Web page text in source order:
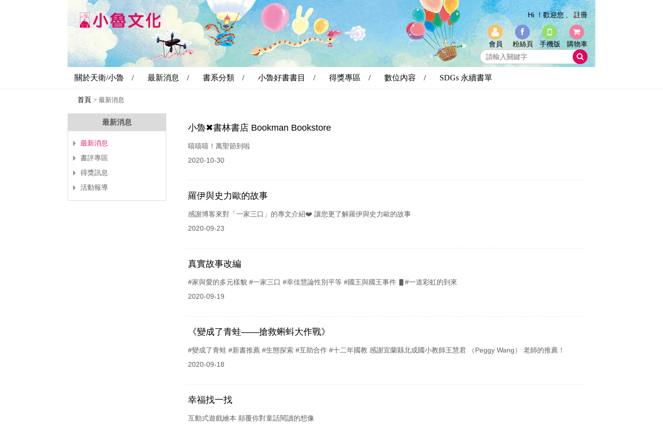
Hi ！歡迎您 , 註冊
會員 粉絲頁 手機版 購物車
關於天衛/小魯 / 最新消息 / 書系分類 / 小魯好書書目 / 得獎專區 / 數位內容 / SDGs 永續書單
首頁 > 最新消息
最新消息
最新消息
書評專區
得獎訊息
活動報導
小魯✖書林書店 Bookman Bookstore
嘻嘻嘻！萬聖節到啦
2020-10-30
羅伊與史力歐的故事
感謝博客來對「一家三口」的專文介紹❤️ 讓您更了解羅伊與史力歐的故事
2020-09-23
真實故事改編
#家與愛的多元樣貌 #一家三口 #幸佳慧論性別平等 #國王與國王事件 ▋#一道彩虹的到來
2020-09-19
《變成了青蛙——搶救蝌蚪大作戰》
#變成了青蛙 #新書推薦 #生態探索 #互助合作 #十二年國教 感謝宜蘭縣北成國小教師王慧君 （Peggy Wang） 老師的推薦！
2020-09-18
幸福找一找
互動式遊戲繪本 顛覆你對童話閱讀的想像